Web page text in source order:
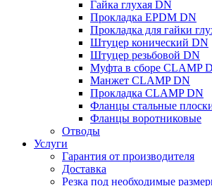
Гайка глухая DN
Прокладка EPDM DN
Прокладка для гайки
Штуцер конический DN
Штуцер резьбовой DN
Муфта в сборе CLAMP
Манжет CLAMP DN
Прокладка CLAMP DN
Фланцы стальные
Фланцы воротниковые
Отводы
Услуги
Гарантия от производителя
Доставка
Резка под необходимые